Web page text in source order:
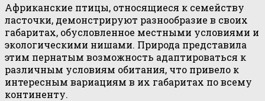
Африканские птицы, относящиеся к семейству
ласточки, демонстрируют разнообразие в своих
габаритах, обусловленное местными условиями и
экологическими нишами. Природа представила
этим пернатым возможность адаптироваться к
различным условиям обитания, что привело к
интересным вариациям в их габаритах по всему
континенту.